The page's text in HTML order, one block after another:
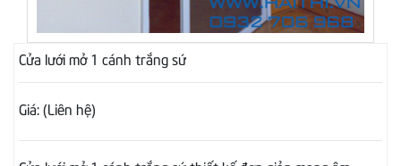
Cửa lưới mở 1 cánh trắng sứ
Giá: (Liên hệ)